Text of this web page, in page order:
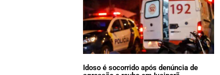
Idoso é socorrido após denúncia de